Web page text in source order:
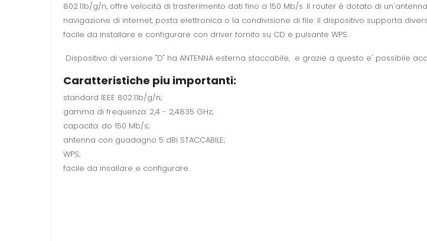
802.11b/g/n, offre velocità di trasferimento dati fino a 150 Mb/s. Il router è dotato di
navigazione di internet, posta elettronica o la condivisione di file. Il dispositivo supporta
facile da installare e configurare con driver fornito su CD e pulsante WPS.
Dispositivo di versione "D" ha ANTENNA esterna staccabile, e grazie a questo e' possibile
Caratteristiche piu importanti:
standard IEEE 802.11b/g/n;
gamma di frequenza: 2,4 - 2,4835 GHz;
capacita: do 150 Mb/s;
antenna con guadagno 5 dBi STACCABILE;
WPS;
facile da insallare e configurare.